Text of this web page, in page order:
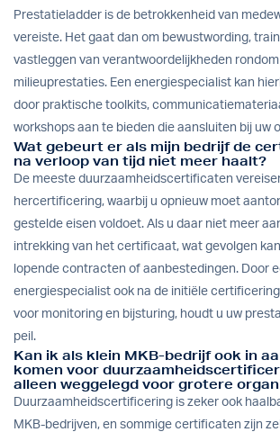
Prestatieladder is de betrokkenheid van
vereiste. Het gaat dan om bewustwording,
vastleggen van verantwoordelijkheden
milieuprestaties. Een energiespecialist kan
door praktische toolkits,
workshops aan te bieden die aansluiten bij uw
Wat gebeurt er als mijn bedrijf de
na verloop van tijd niet meer haalt?
De meeste duurzaamheidscertificaten
hercertificering, waarbij u opnieuw moet
gestelde eisen voldoet. Als u daar niet meer
intrekking van het certificaat, wat gevolgen
lopende contracten of aanbestedingen. Door
energiespecialist ook na de initiële
voor monitoring en bijsturing, houdt u uw
peil.
Kan ik als klein MKB-bedrijf ook in
komen voor
alleen weggelegd voor grotere
Duurzaamheidscertificering is zeker ook
MKB-bedrijven, en sommige certificaten zijn